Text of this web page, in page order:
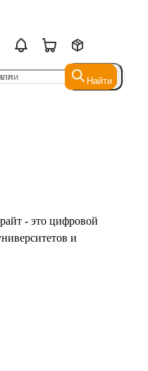
Найти
Найти
- это цифровой
и